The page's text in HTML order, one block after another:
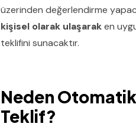
üzerinden değerlendirme
kişisel olarak ulaşaraken
teklifini sunacaktır.
Neden
Teklif?